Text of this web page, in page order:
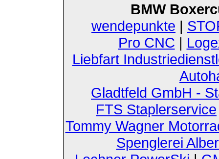
BMW
wendepunkte |
Pro CNC |
Liebfart
Gladtfeld GmbH -
FTS Staplerservice
Tommy Wagner
Spenglerei